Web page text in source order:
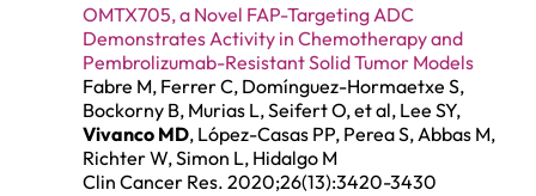
OMTX705, a Novel FAP-Targeting ADC
Demonstrates Activity in Chemotherapy and
Pembrolizumab-Resistant Solid Tumor Models
Fabre M, Ferrer C, Domínguez-Hormaetxe S,
Bockorny B, Murias L, Seifert O, et al, Lee SY,
Vivanco MD, López-Casas PP, Perea S, Abbas M,
Richter W, Simon L, Hidalgo M
Clin Cancer Res. 2020;26(13):3420-3430